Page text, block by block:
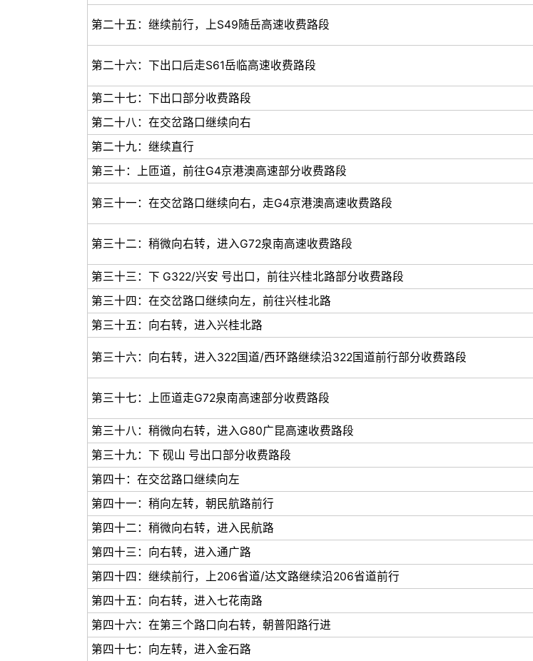
第二十五：继续前行，上S49随岳高速收费路段
第二十六：下出口后走S61岳临高速收费路段
第二十七：下出口部分收费路段
第二十八：在交岔路口继续向右
第二十九：继续直行
第三十：上匝道，前往G4京港澳高速部分收费路段
第三十一：在交岔路口继续向右，走G4京港澳高速收费路段
第三十二：稍微向右转，进入G72泉南高速收费路段
第三十三：下 G322/兴安 号出口，前往兴桂北路部分收费路段
第三十四：在交岔路口继续向左，前往兴桂北路
第三十五：向右转，进入兴桂北路
第三十六：向右转，进入322国道/西环路继续沿322国道前行部分收费路段
第三十七：上匝道走G72泉南高速部分收费路段
第三十八：稍微向右转，进入G80广昆高速收费路段
第三十九：下 砚山 号出口部分收费路段
第四十：在交岔路口继续向左
第四十一：稍向左转，朝民航路前行
第四十二：稍微向右转，进入民航路
第四十三：向右转，进入通广路
第四十四：继续前行，上206省道/达文路继续沿206省道前行
第四十五：向右转，进入七花南路
第四十六：在第三个路口向右转，朝普阳路行进
第四十七：向左转，进入金石路